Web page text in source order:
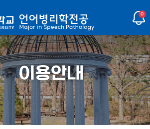
0
이용안내